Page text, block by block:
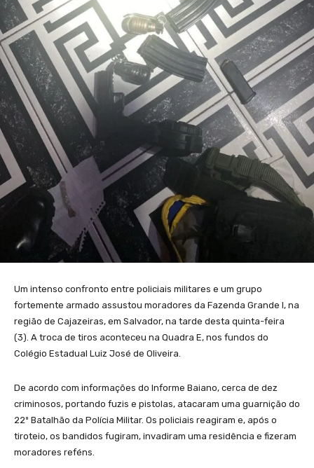
Um intenso confronto entre policiais militares e um grupo
fortemente armado assustou moradores da Fazenda Grande I, na
região de Cajazeiras, em Salvador, na tarde desta quinta-feira
(3). A troca de tiros aconteceu na Quadra E, nos fundos do
Colégio Estadual Luiz José de Oliveira.
De acordo com informações do Informe Baiano, cerca de dez
criminosos, portando fuzis e pistolas, atacaram uma guarnição do
22º Batalhão da Polícia Militar. Os policiais reagiram e, após o
tiroteio, os bandidos fugiram, invadiram uma residência e fizeram
moradores reféns.